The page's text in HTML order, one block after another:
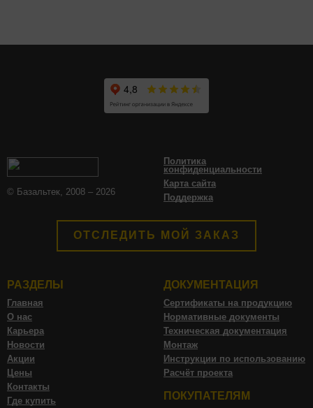
© Базальтек, 2008 – 2026
Политика
конфиденциальности
Карта сайта
Поддержка
ОТСЛЕДИТЬ МОЙ ЗАКАЗ
РАЗДЕЛЫ
Главная
О нас
Карьера
Новости
Акции
Цены
Контакты
Где купить
ДОКУМЕНТАЦИЯ
Сертификаты на продукцию
Нормативные документы
Техническая документация
Монтаж
Инструкции по использованию
Расчёт проекта
ПОКУПАТЕЛЯМ